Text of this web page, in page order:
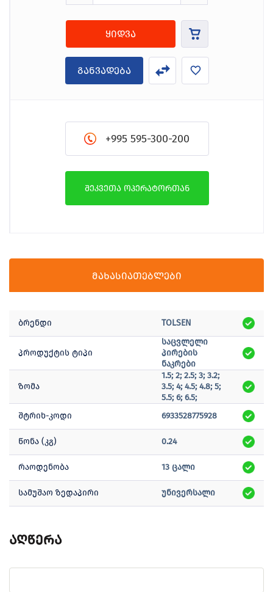
ყიდვა
განვადება
+995 595-300-200
შეკვეთა ოპერატორთან
მახასიათებლები
ბრენდი TOLSEN
პროდუქტის ტიპი
საცვლელი
პირების
ნაკრები
ზომა
1.5; 2; 2.5; 3; 3.2;
3.5; 4; 4.5; 4.8; 5;
5.5; 6; 6.5;
შტრიხ-კოდი
6933528775928
წონა (კგ) 0.24
რაოდენობა 13 ცალი
სამუშაო ზედაპირი უნივერსალი
აღწერა